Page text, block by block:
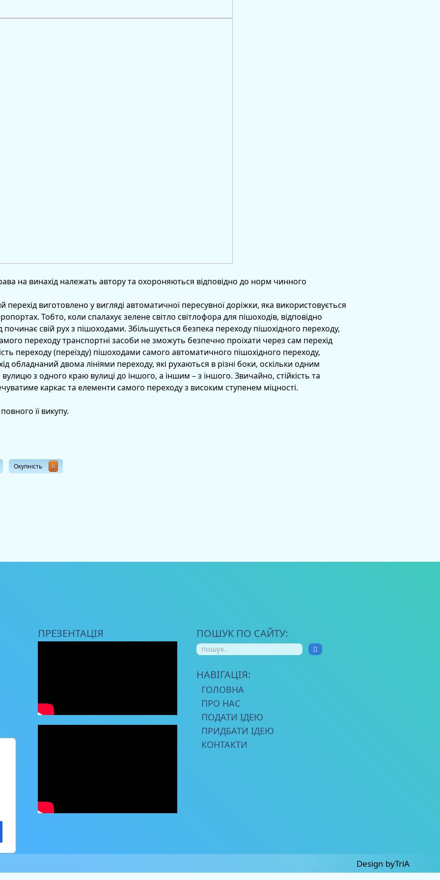
на винахід належать автору та охороняються відповідно до норм чинного
перехід виготовлено у вигляді автоматичної пересувної доріжки, яка використовується
Тобто, коли спалахує зелене світло світлофора для пішоходів, відповідно
свій рух з пішоходами. Збільшується безпека переходу пішохідного переходу,
переходу транспортні засоби не зможуть безпечно проїхати через сам перехід
переходу (переїзду) пішоходами самого автоматичного пішохідного переходу,
обладнаний двома лініями переходу, які рухаються в різні боки, оскільки одним
з одного краю вулиці до іншого, а іншим – з іншого. Звичайно, стійкість та
каркас та елементи самого переходу з високим ступенем міцності.
її викупу.
Окупність 8
ПРЕЗЕНТАЦІЯ ПОШУК ПО САЙТУ:
НАВІГАЦІЯ:
ГОЛОВНА
ПРО НАС
ПОДАТИ ІДЕЮ
ПРИДБАТИ ІДЕЮ
КОНТАКТИ
Design byTriA